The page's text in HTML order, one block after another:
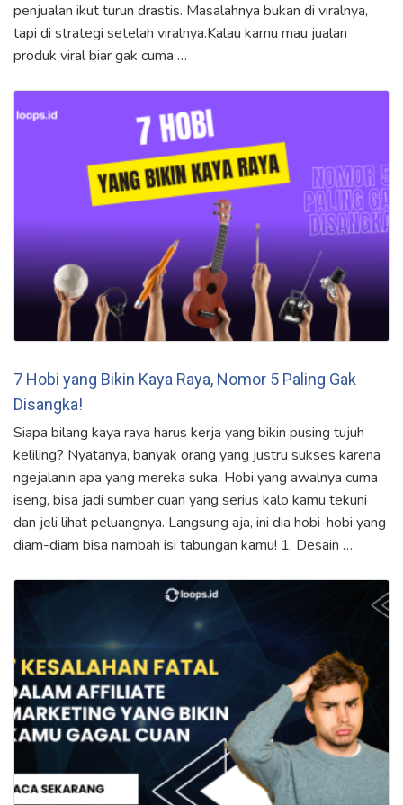
penjualan ikut turun drastis. Masalahnya bukan di viralnya,
tapi di strategi setelah viralnya.Kalau kamu mau jualan
produk viral biar gak cuma …
7 Hobi yang Bikin Kaya Raya, Nomor 5 Paling Gak
Disangka!
Siapa bilang kaya raya harus kerja yang bikin pusing tujuh
keliling? Nyatanya, banyak orang yang justru sukses karena
ngejalanin apa yang mereka suka. Hobi yang awalnya cuma
iseng, bisa jadi sumber cuan yang serius kalo kamu tekuni
dan jeli lihat peluangnya. Langsung aja, ini dia hobi-hobi yang
diam-diam bisa nambah isi tabungan kamu! 1. Desain …